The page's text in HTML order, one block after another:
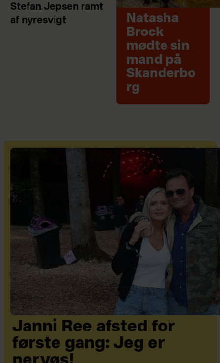
Stefan Jepsen ramt
af nyresvigt
Natasha
Brock
mødte sin
mand på
Skanderbo
rg
Janni Ree afsted for
første gang: Jeg er